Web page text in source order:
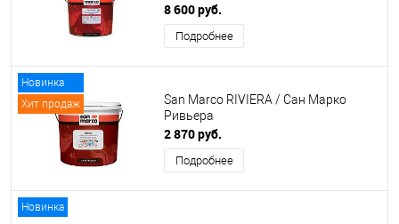
8 600 руб.
Подробнее
Новинка
Хит продаж
San Marco RIVIERA / Сан Марко
Ривьера
2 870 руб.
Подробнее
Новинка